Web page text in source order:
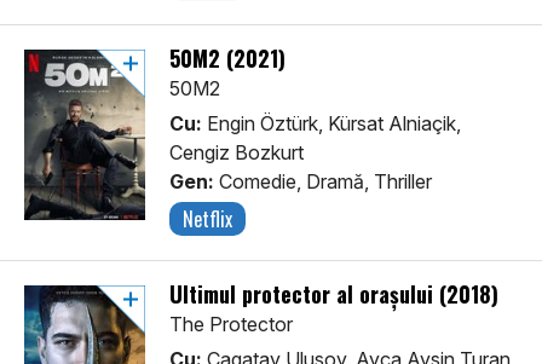
50M2 (2021)
50M2
Cu: Engin Öztürk, Kürsat Alniaçik,
Cengiz Bozkurt
Gen: Comedie, Dramă, Thriller
Netflix
Ultimul protector al orașului (2018)
The Protector